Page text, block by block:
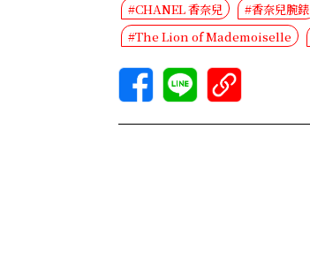
#CHANEL 香奈兒 #香奈兒腕錶
#The Lion of Mademoiselle